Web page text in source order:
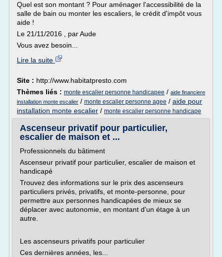
Quel est son montant ? Pour aménager l'accessibilité de la
salle de bain ou monter les escaliers, le crédit d'impôt vous
aide !
Le 21/11/2016 , par Aude
Vous avez besoin...
Lire la suite
Site : http://www.habitatpresto.com
Thèmes liés : monte escalier personne handicapee / aide financiere
installation monte escalier / monte escalier personne agee / aide pour
installation monte escalier / monte escalier personne handicape
Ascenseur privatif pour particulier,
escalier de maison et ...
Professionnels du bâtiment
Ascenseur privatif pour particulier, escalier de maison et
handicapé
Trouvez des informations sur le prix des ascenseurs
particuliers privés, privatifs, et monte-personne, pour
permettre aux personnes handicapées de mieux se
déplacer avec autonomie, en montant d'un étage à un
autre.
Les ascenseurs privatifs pour particulier
Ces dernières années, les...